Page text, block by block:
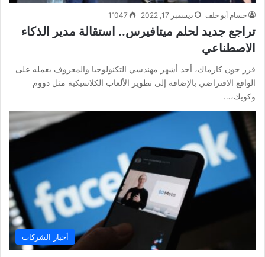
حسام أبو خلف ديسمبر 17, 2022 1٬047
تراجع جديد لحلم ميتافيرس.. استقالة مدير الذكاء
الاصطناعي
قرر جون كارماك، أحد أشهر مهندسي التكنولوجيا والمعروف بعمله على
الواقع الافتراضي بالإضافة إلى تطوير الألعاب الكلاسيكية مثل دووم
وكويك،…
أخبار الشركات